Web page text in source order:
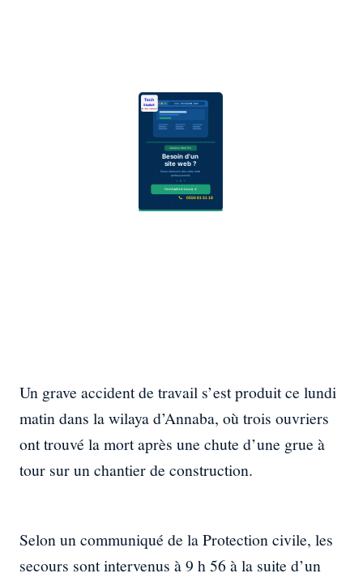
Un grave accident de travail s’est produit ce lundi
matin dans la wilaya d’Annaba, où trois ouvriers
ont trouvé la mort après une chute d’une grue à
tour sur un chantier de construction.
Selon un communiqué de la Protection civile, les
secours sont intervenus à 9 h 56 à la suite d’un